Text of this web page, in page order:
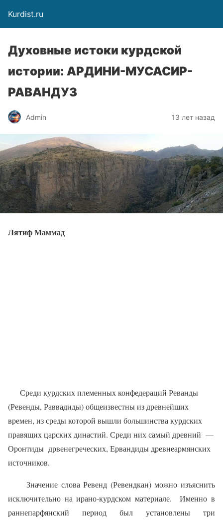
Kurdist.ru
Духовные истоки курдской
истории: АРДИНИ-МУСАСИР-
РАВАНДУЗ
Admin 13 лет назад
Лятиф Маммад
Среди курдских племенных конфедераций Реванды
(Ревенды, Раввадиды) общеизвестны из древнейших
времен, из среды которой вышли большинства курдских
правящих царских династий. Среди них самый древний —
Оронтиды дрвенегреческих, Ервандиды древнеармянских
источников.
Значение слова Ревенд (Ревендкан) можно изъяснить
исключительно на ирано-курдском материале.
Именно в
раннепарфянский период был установлены три